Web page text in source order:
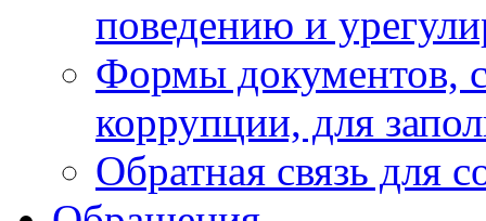
поведению и
Формы документов,
коррупции, для
Обратная связь для